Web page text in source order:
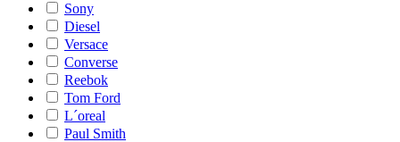
Sony
Diesel
Versace
Converse
Reebok
Tom Ford
L´oreal
Paul Smith